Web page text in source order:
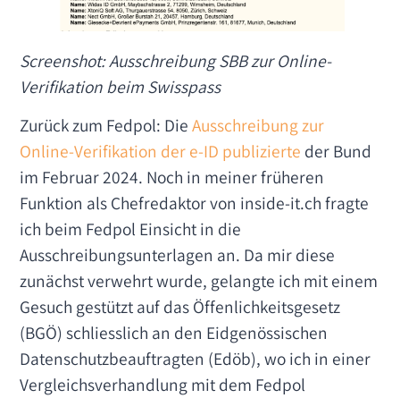
Screenshot: Ausschreibung SBB zur Online-
Verifikation beim Swisspass
Zurück zum Fedpol: DieAusschreibung zur
Online-Verifikation der e-ID publizierte der Bund
im Februar 2024. Noch in meiner früheren
Funktion als Chefredaktor von inside-it.ch fragte
ich beim Fedpol Einsicht in die
Ausschreibungsunterlagen an. Da mir diese
zunächst verwehrt wurde, gelangte ich mit einem
Gesuch gestützt auf das Öffenlichkeitsgesetz
(BGÖ) schliesslich an den Eidgenössischen
Datenschutzbeauftragten (Edöb), wo ich in einer
Vergleichsverhandlung mit dem Fedpol